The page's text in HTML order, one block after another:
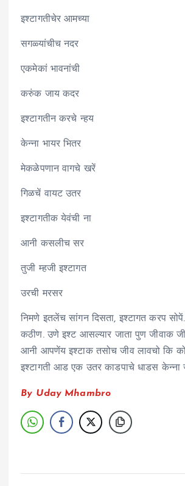
इश्टागतीचेर आमच्या
सगळ्यांचीच नदर
एकमेकां भावनांची
करुंक जाय कदर
इश्टागतीन करचे न्हय
केन्ना भायर भितर
मेकळेपणान वागचे खरें
गिळचें वायट उतर
इश्टागतीक येवंची ना
आनी कसलीच सर
तुजी म्हजी इश्टागत
उरची मरसर
निमणे इतलेंच सांगन दिसता, इश्टागत करप
कठीण. उणे इश्ट आसल्यार जाता पुण जीवाक
आनी आपणेंय इश्टाक तसोच जीव लावचो कि
इश्टागती आड एक उतर काडपाचे धाडस केन्ना
By Uday Mhambro